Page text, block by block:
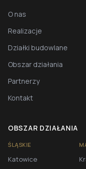
O nas
Realizacje
Działki budowlane
Obszar działania
Partnerzy
Kontakt
OBSZAR DZIAŁANIA
ŚLĄSKIE
Katowice